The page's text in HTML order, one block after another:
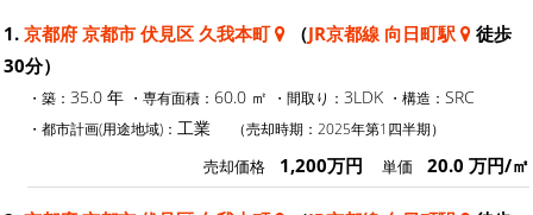
1. 京都府 京都市 伏見区 久我本町 （JR京都線 向日町駅
徒歩
30分）
・築： 35.0 年 ・専有面積： 60.0 ㎡ ・間取り： 3LDK ・構造： SRC
・都市計画(用途地域)： 工業 （売却時期：2025年第1四半期）
売却価格 1,200万円 単価 20.0 万円/㎡